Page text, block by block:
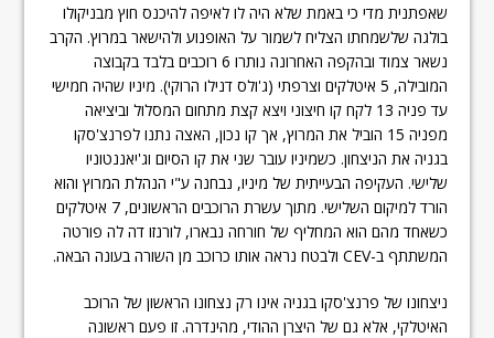
שאפתנית מדי כי באמת שלא היה לו לאיפה להיכנס חוץ מבניקולו
בולגה שלשמחתו הצליח לשמור על האופנוע ולהישאר במרוץ. הקרב
נשאר צמוד ובהקפה האחרונה נותרו 6 רוכבים בלבד בקבוצה
המובילה, 5 איטלקים וצרפתי (ג'ולס דנילו הרוקי). מיניו שהיה חמישי
עד פניה 13 לקח קו חיצוני ויצא קצת מתחום המסלול וביציאה
מפניה 15 הוביל את המרוץ, אך קו נכון, האצה נתנו לפרנצ'סקו
בגניה את הניצחון. כשמיניו עובר שני את קו הסיום וג'יאננטוניו
שלישי. העקיפה הבעייתית של מיניו, נבחנה ע"י הנהלת המרוץ והוא
הורד למיקום השלישי. מתוך עשרת הרוכבים הראשונים, 7 איטלקים
כשאחד מהם הוא המחליף של חורחה נבארו, לורנזו דה לה פורטה
המשתתף ב-CEV ולבטח נראה אותו כרוכב מן השורה בעונה הבאה.
ניצחונו של פרנצ'סקו בגניה אינו רק נצחונו הראשון של הרוכב
האיטלקי, אלא גם של היצרן ההודי, מהינדרה. זו פעם ראשונה